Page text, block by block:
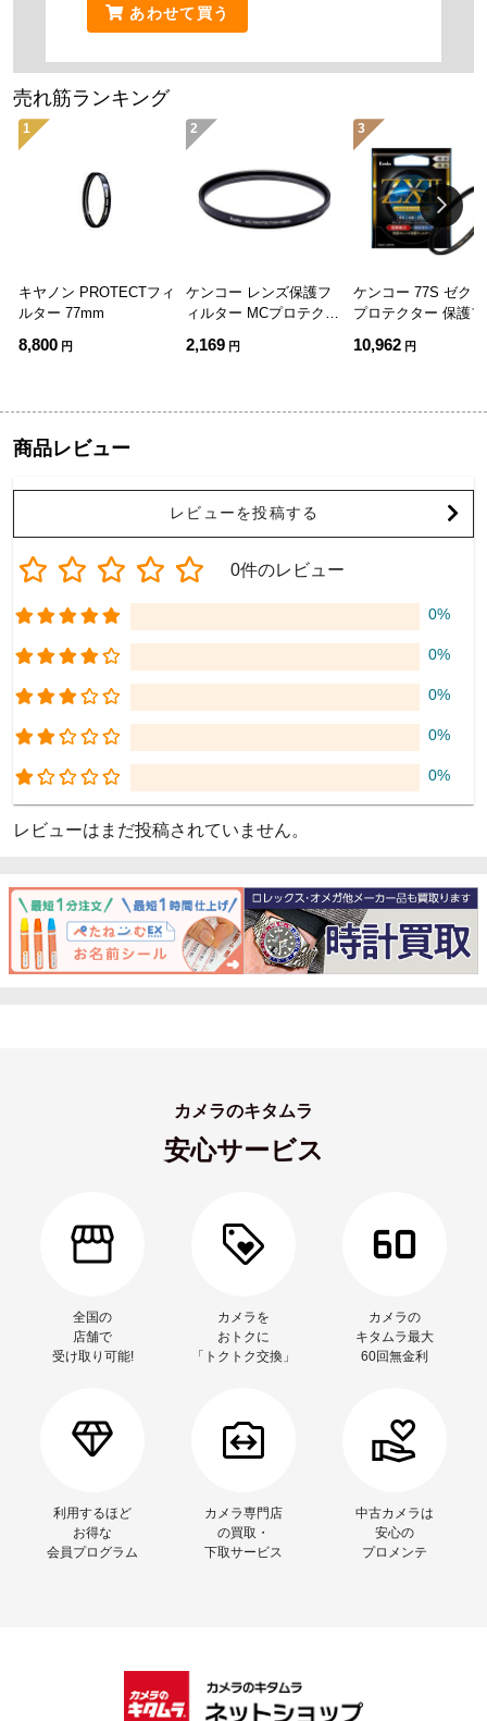
あわせて買う
売れ筋ランキング
1
キヤノン PROTECTフィ
ルター 77mm
8,800 円
2
ケンコー レンズ保護フ
ィルター MCプロテクタ
2,169 円
3
ケンコー 77S ゼク
プロテクター 保護
10,962 円
商品レビュー
レビューを投稿する
0件のレビュー
0%
0%
0%
0%
0%
レビューはまだ投稿されていません。
カメラのキタムラ
安心サービス
全国の
店舗で
受け取り可能!
カメラを
おトクに
「トクトク交換」
カメラの
キタムラ最大
60回無金利
利用するほど
お得な
会員プログラム
カメラ専門店
の買取・
下取サービス
中古カメラは
安心の
プロメンテ